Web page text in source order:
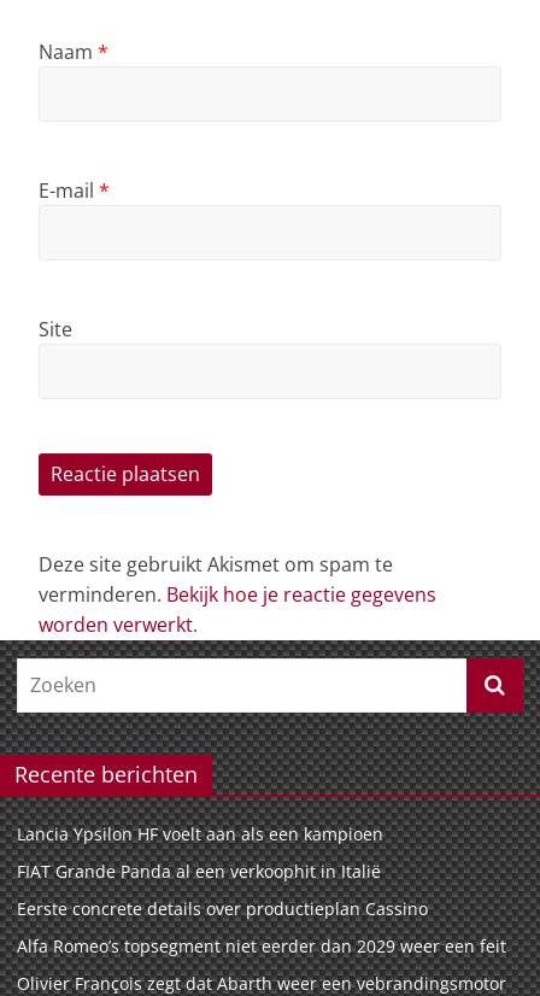
Naam *
E-mail *
Site
Deze site gebruikt Akismet om spam te
verminderen. Bekijk hoe je reactie gegevens
worden verwerkt.
Recente berichten
Lancia Ypsilon HF voelt aan als een kampioen
FIAT Grande Panda al een verkoophit in Italië
Eerste concrete details over productieplan Cassino
Alfa Romeo’s topsegment niet eerder dan 2029 weer een feit
Olivier François zegt dat Abarth weer een vebrandingsmotor